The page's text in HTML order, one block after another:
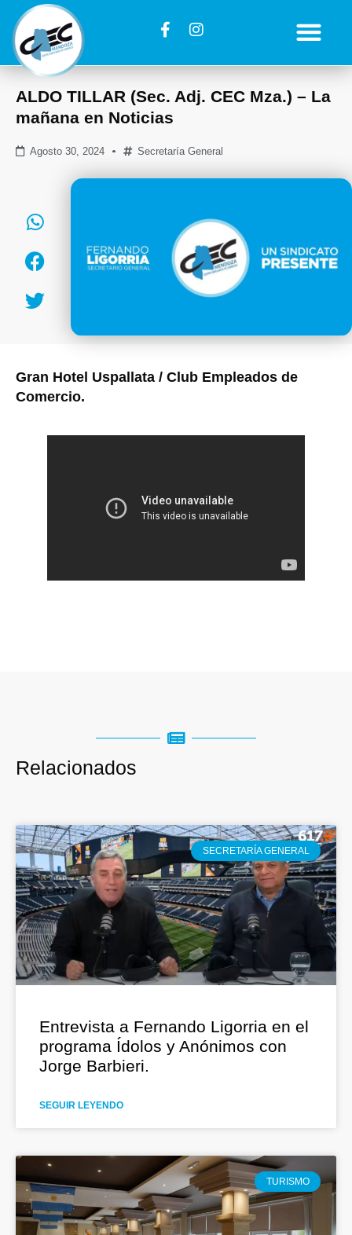
ALDO TILLAR (Sec. Adj. CEC Mza.) – La
mañana en Noticias
Agosto 30, 2024 Secretaría General
Gran Hotel Uspallata / Club Empleados de
Comercio.
Relacionados
SECRETARÍA GENERAL
Entrevista a Fernando Ligorria en el
programa Ídolos y Anónimos con
Jorge Barbieri.
SEGUIR LEYENDO
TURISMO